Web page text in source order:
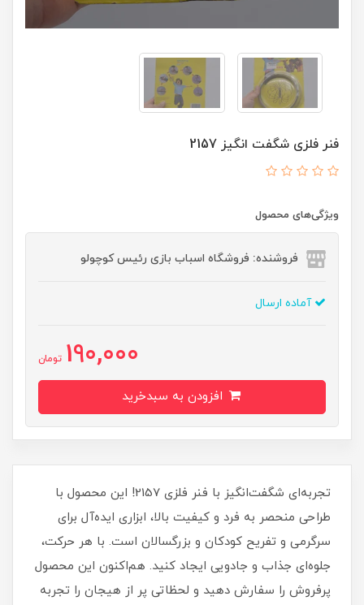
فنر فلزی شگفت انگیز 2157
ویژگی‌های محصول
فروشنده: فروشگاه اسباب بازی رئیس کوچولو
آماده ارسال
190,000 تومان
تجربه‌ای شگفت‌انگیز با فنر فلزی 2157! این محصول با
طراحی منحصر به فرد و کیفیت بالا، ابزاری ایده‌آل برای
سرگرمی و تفریح کودکان و بزرگسالان است. با هر حرکت،
جلوه‌ای جذاب و جادویی ایجاد کنید. هم‌اکنون این محصول
پرفروش را سفارش دهید و لحظاتی پر از هیجان را تجربه